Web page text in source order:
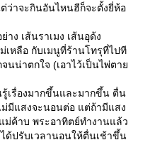
ว่าจะกินอันไหนฮีก็จะตั้งยี่ห้อ
ง เส้นราเมง เส้นอุด้ง
เหลือ กับเมนูที่ร้านโทรุที่ไปที
นน่าตกใจ (เอาไว้เป็นไพ่ตา
รู้เรื่องมากขึ้นและมากขึ้น ตื่น
ม่มีแสงจะนอนต่อ แต่ถ้ามีแสง
ม่ค้าบ พระอาทิตย์ทำงานแล้ว
ปรับเวลานอนให้ตื่นเช้าขึ้น